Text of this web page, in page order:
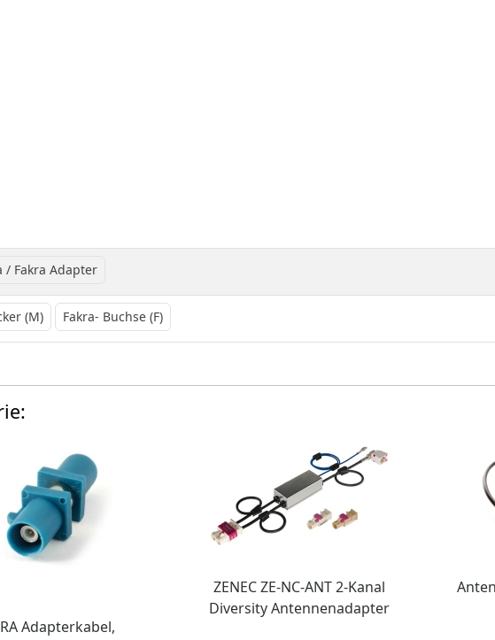
/ Fakra Adapter
(M) Fakra- Buchse (F)
Adapterkabel,
ZENEC ZE-NC-ANT 2-Kanal
Diversity Antennenadapter